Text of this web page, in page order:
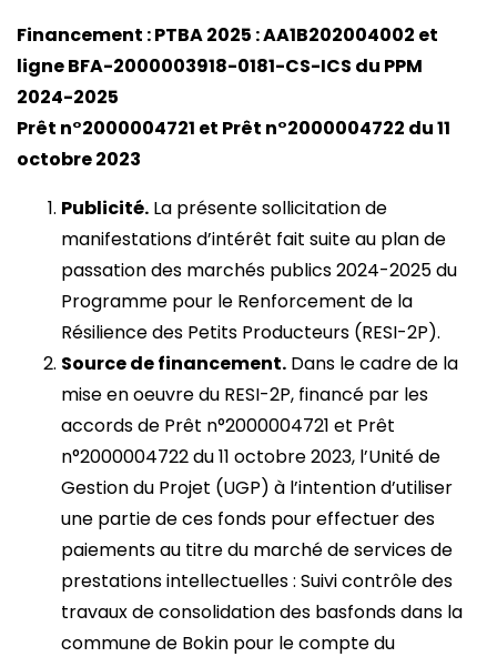
Financement : PTBA 2025 : AA1B202004002 et
ligne BFA-2000003918-0181-CS-ICS du PPM
2024-2025
Prêt n°2000004721 et Prêt n°2000004722 du 11
octobre 2023
Publicité. La présente sollicitation de
manifestations d’intérêt fait suite au plan de
passation des marchés publics 2024-2025 du
Programme pour le Renforcement de la
Résilience des Petits Producteurs (RESI-2P).
Source de financement. Dans le cadre de la
mise en oeuvre du RESI-2P, financé par les
accords de Prêt n°2000004721 et Prêt
n°2000004722 du 11 octobre 2023, l’Unité de
Gestion du Projet (UGP) à l’intention d’utiliser
une partie de ces fonds pour effectuer des
paiements au titre du marché de services de
prestations intellectuelles : Suivi contrôle des
travaux de consolidation des basfonds dans la
commune de Bokin pour le compte du